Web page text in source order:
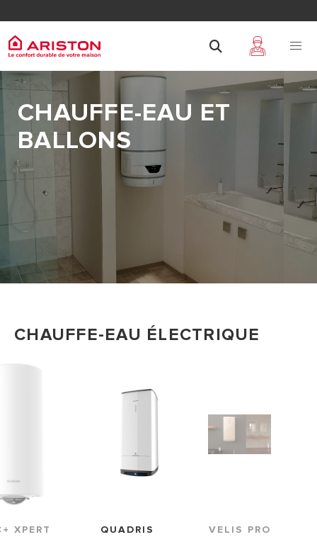
CHAUFFE-EAU ET
BALLONS
CHAUFFE-EAU ÉLECTRIQUE
XPERT QUADRIS VELIS PRO